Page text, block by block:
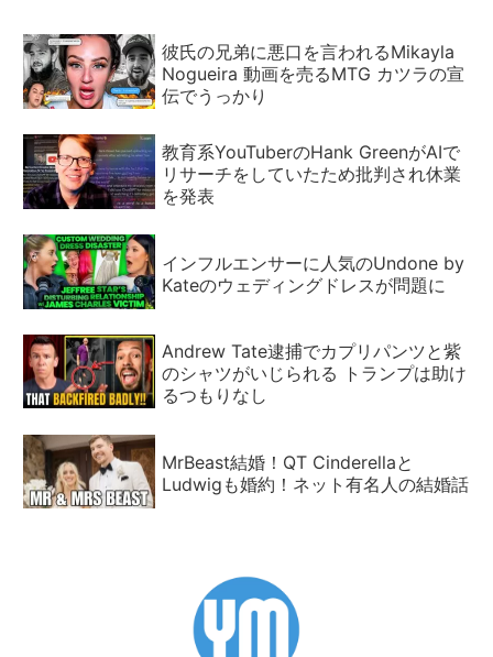
彼氏の兄弟に悪口を言われるMikayla
Nogueira 動画を売るMTG カツラの宣
伝でうっかり
教育系YouTuberのHank GreenがAIで
リサーチをしていたため批判され休業
を発表
インフルエンサーに人気のUndone by
Kateのウェディングドレスが問題に
Andrew Tate逮捕でカプリパンツと紫
のシャツがいじられる トランプは助け
るつもりなし
MrBeast結婚！QT Cinderellaと
Ludwigも婚約！ネット有名人の結婚話